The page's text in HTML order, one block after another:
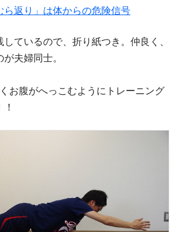
ら返り」は体からの危険信号
ているので、折り紙つき。仲良く、
夫婦同士。
お腹がへっこむようにトレーニング